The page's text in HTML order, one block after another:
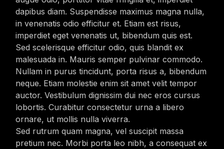
dapibus diam. Suspendisse maximus magna nulla,
in venenatis odio efficitur et. Etiam est risus,
imperdiet eget venenatis ut, bibendum quis est.
Sed scelerisque efficitur odio, quis blandit ex
malesuada in. Mauris semper pulvinar commodo.
Nullam in purus tincidunt, porta risus a, bibendum
neque. Etiam molestie enim sit amet velit tempor
auctor. Vestibulum dignissim dui nec eros cursus
lobortis. Curabitur consectetur urna a libero
ornare, ut mollis nulla viverra.
Sed rutrum quam magna, vel suscipit massa
pretium nec. Morbi porta leo nibh, a consequat ex